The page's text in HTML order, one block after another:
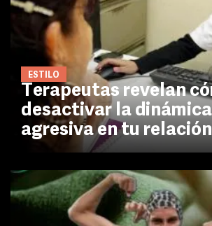
ESTILO
Terapeutas revelan
desactivar la
agresiva en tu relación